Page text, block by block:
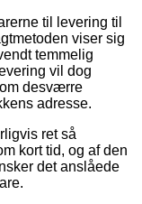
til levering til
viser sig
temmelig
vil dog
desværre
adresse.
ret så
kort tid, og af den
det anslåede